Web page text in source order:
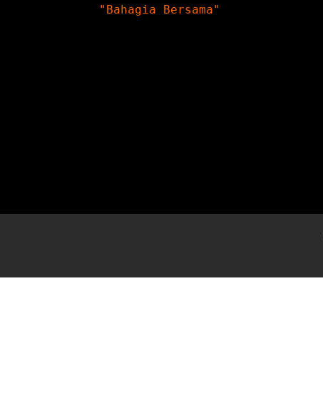
"Bahagia Bersama"